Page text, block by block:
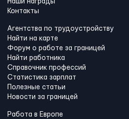
Наши награды
Контакты
Агентства по трудоустройству
Найти на карте
Форум о работе за границей
Найти работника
Справочник профессий
Статистика зарплат
Полезные статьи
Новости за границей
Работа в Европе